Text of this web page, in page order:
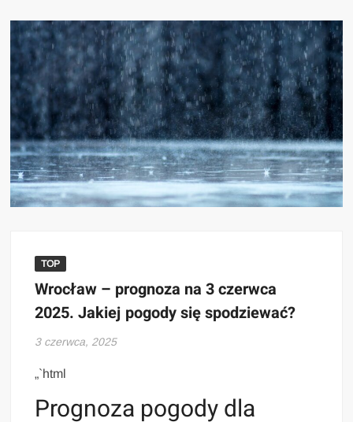
TOP
Wrocław – prognoza na 3 czerwca
2025. Jakiej pogody się spodziewać?
3 czerwca, 2025
„`html
Prognoza pogody dla